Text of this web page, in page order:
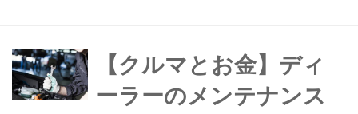
ているお店なんですよ!
【クルマとお金】ディ
ーラーのメンテナンス